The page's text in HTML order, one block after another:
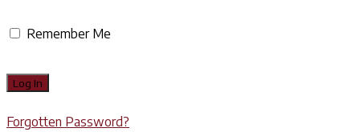
Remember Me
Forgotten Password?